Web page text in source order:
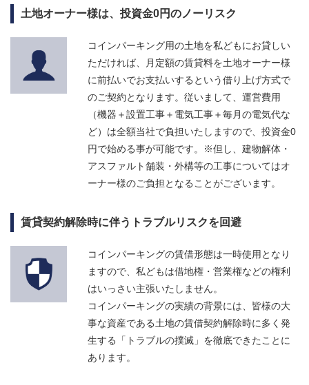
土地オーナー様は、投資金0円のノーリスク
コインパーキング用の土地を私どもにお貸しい
ただければ、月定額の賃貸料を土地オーナー様
に前払いでお支払いするという借り上げ方式で
のご契約となります。従いまして、運営費用
（機器＋設置工事＋電気工事＋毎月の電気代な
ど）は全額当社で負担いたしますので、投資金0
円で始める事が可能です。※但し、建物解体・
アスファルト舗装・外構等の工事についてはオ
ーナー様のご負担となることがございます。
賃貸契約解除時に伴うトラブルリスクを回避
コインパーキングの賃借形態は一時使用となり
ますので、私どもは借地権・営業権などの権利
はいっさい主張いたしません。
コインパーキングの実績の背景には、皆様の大
事な資産である土地の賃借契約解除時に多く発
生する「トラブルの撲滅」を徹底できたことに
あります。